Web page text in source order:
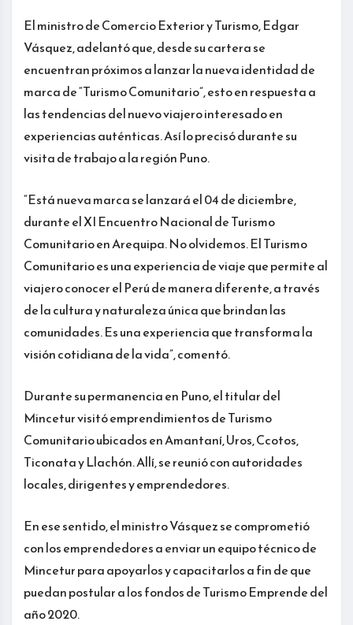
El ministro de Comercio Exterior y Turismo, Edgar
Vásquez, adelantó que, desde su cartera se
encuentran próximos a lanzar la nueva identidad de
marca de “Turismo Comunitario”, esto en respuesta a
las tendencias del nuevo viajero interesado en
experiencias auténticas. Así lo precisó durante su
visita de trabajo a la región Puno.
“Está nueva marca se lanzará el 04 de diciembre,
durante el XI Encuentro Nacional de Turismo
Comunitario en Arequipa. No olvidemos. El Turismo
Comunitario es una experiencia de viaje que permite al
viajero conocer el Perú de manera diferente, a través
de la cultura y naturaleza única que brindan las
comunidades. Es una experiencia que transforma la
visión cotidiana de la vida”, comentó.
Durante su permanencia en Puno, el titular del
Mincetur visitó emprendimientos de Turismo
Comunitario ubicados en Amantaní, Uros, Ccotos,
Ticonata y Llachón. Allí, se reunió con autoridades
locales, dirigentes y emprendedores.
En ese sentido, el ministro Vásquez se comprometió
con los emprendedores a enviar un equipo técnico de
Mincetur para apoyarlos y capacitarlos a fin de que
puedan postular a los fondos de Turismo Emprende del
año 2020.